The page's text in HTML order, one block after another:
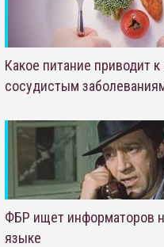
Какое питание приводит
сосудистым
ФБР ищет информаторов
языке